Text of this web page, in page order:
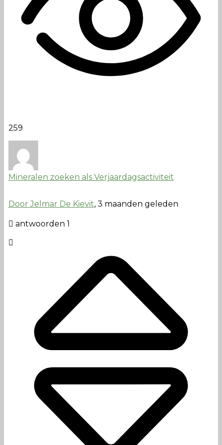
259
Mineralen zoeken als Verjaardagsactiviteit
Door Jelmar De Kievit, 3 maanden geleden
antwoorden 1